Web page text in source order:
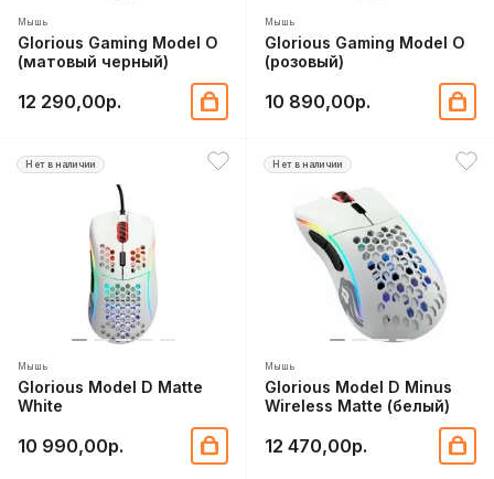
Мышь
Glorious Gaming Model O
(матовый черный)
12 290,00р.
Мышь
Glorious Gaming Model O
(розовый)
10 890,00р.
Нет в наличии
Мышь
Glorious Model D Matte
White
10 990,00р.
Нет в наличии
Мышь
Glorious Model D Minus
Wireless Matte (белый)
12 470,00р.